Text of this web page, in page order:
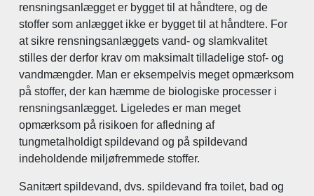
rensningsanlægget er bygget til at håndtere, og de
stoffer som anlægget ikke er bygget til at håndtere. For
at sikre rensningsanlæggets vand- og slamkvalitet
stilles der derfor krav om maksimalt tilladelige stof- og
vandmængder. Man er eksempelvis meget opmærksom
på stoffer, der kan hæmme de biologiske processer i
rensningsanlægget. Ligeledes er man meget
opmærksom på risikoen for afledning af
tungmetalholdigt spildevand og på spildevand
indeholdende miljøfremmede stoffer.
Sanitært spildevand, dvs. spildevand fra toilet, bad og